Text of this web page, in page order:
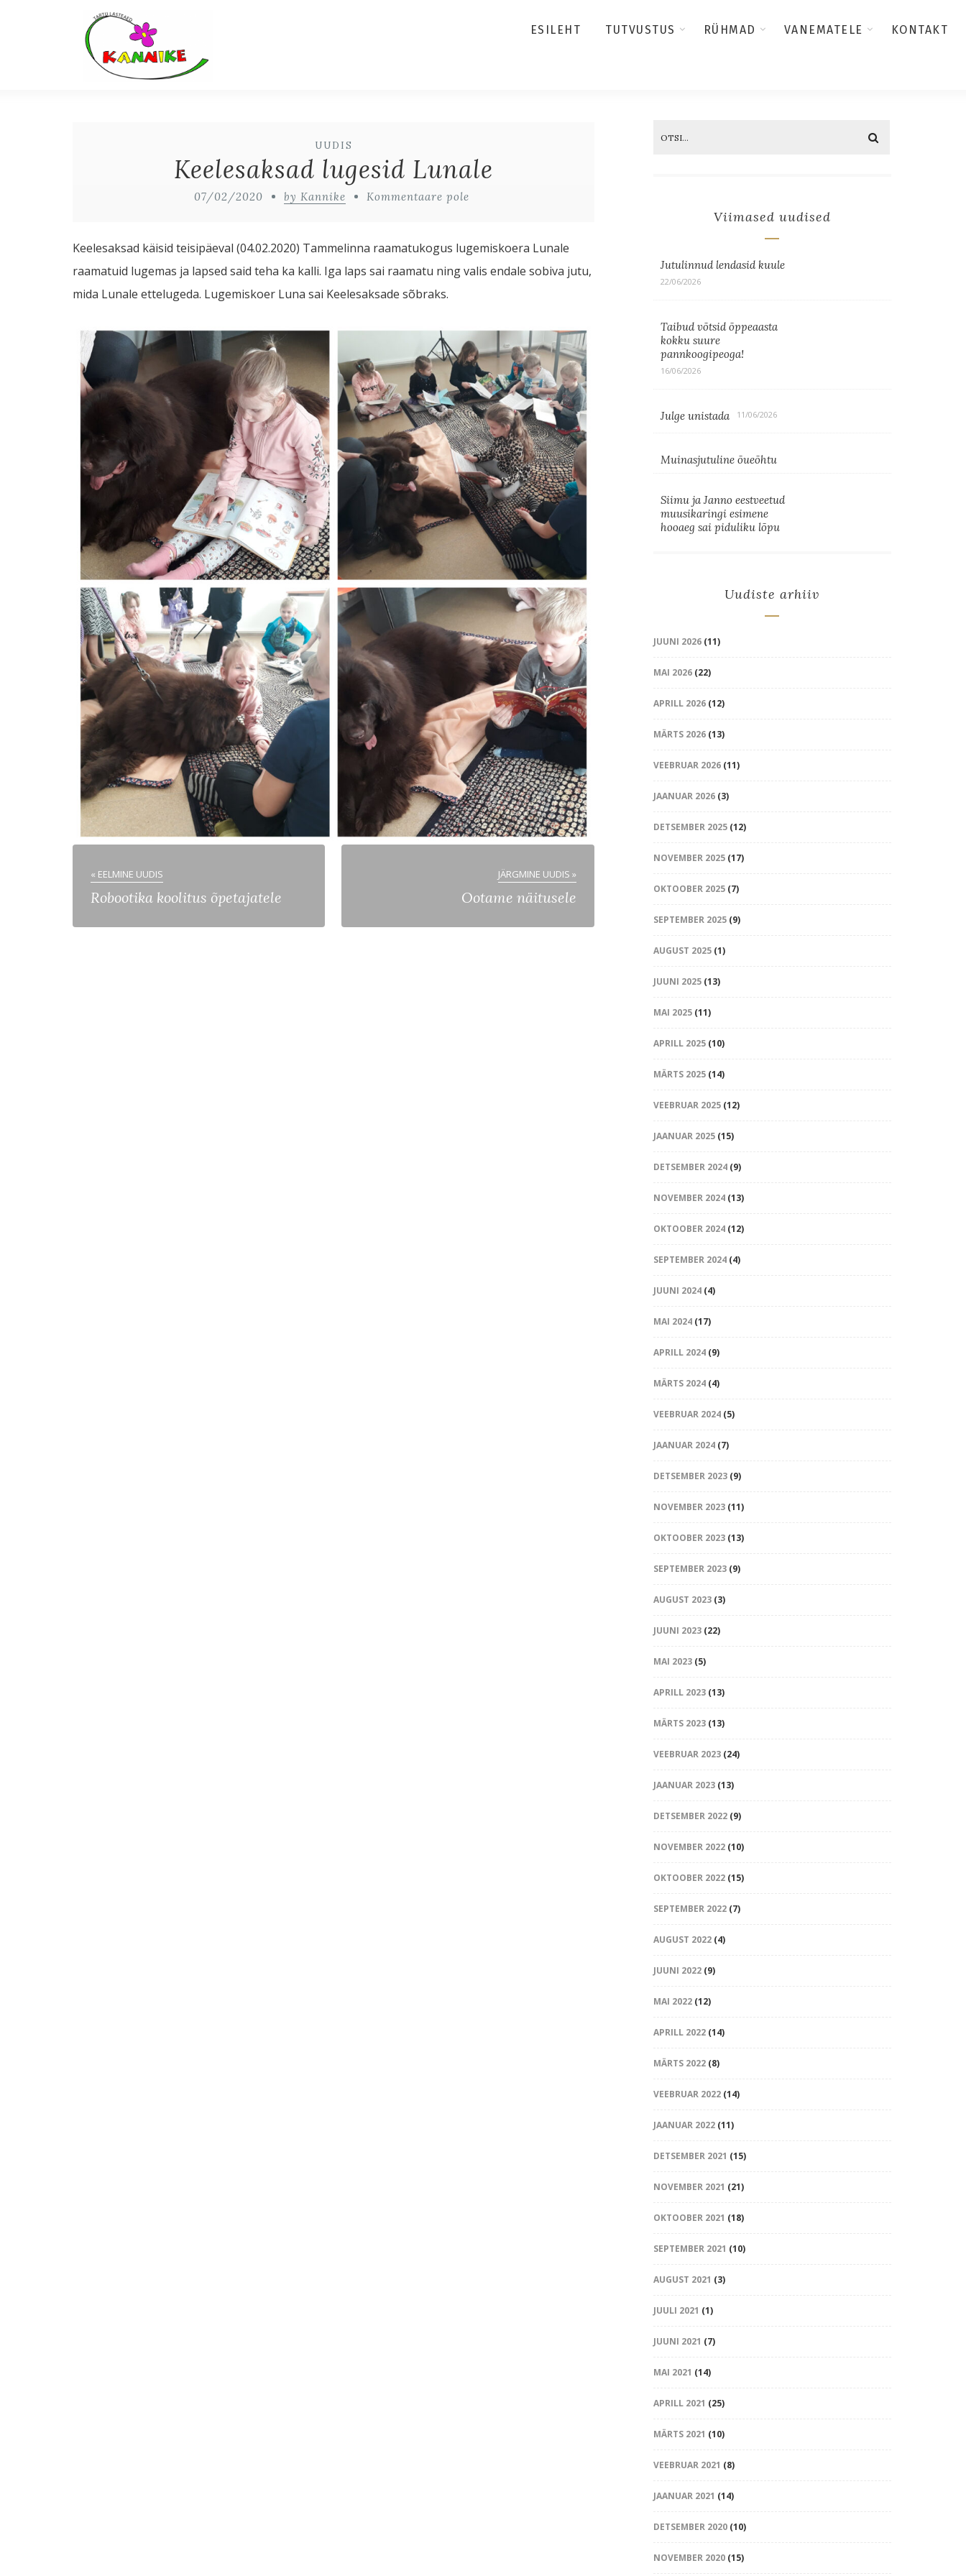
ESILEHT TUTVUSTUS RÜHMAD VANEMATELE KONTAKT
UUDIS
Keelesaksad lugesid Lunale
07/02/2020 by Kannike Kommentaare pole
Keelesaksad käisid teisipäeval (04.02.2020) Tammelinna raamatukogus lugemiskoera Lunale
raamatuid lugemas ja lapsed said teha ka kalli. Iga laps sai raamatu ning valis endale sobiva jutu,
mida Lunale ettelugeda. Lugemiskoer Luna sai Keelesaksade sõbraks.
« EELMINE UUDIS
Robootika koolitus õpetajatele
JÄRGMINE UUDIS »
Ootame näitusele
Viimased uudised
Jutulinnud lendasid kuule
22/06/2026
Taibud võtsid õppeaasta
kokku suure
pannkoogipeoga!
16/06/2026
Julge unistada 11/06/2026
Muinasjutuline õueõhtu
Siimu ja Janno eestveetud
muusikaringi esimene
hooaeg sai piduliku lõpu
Uudiste arhiiv
JUUNI 2026(11)
MAI 2026(22)
APRILL 2026(12)
MÄRTS 2026(13)
VEEBRUAR 2026(11)
JAANUAR 2026(3)
DETSEMBER 2025(12)
NOVEMBER 2025(17)
OKTOOBER 2025(7)
SEPTEMBER 2025(9)
AUGUST 2025(1)
JUUNI 2025(13)
MAI 2025(11)
APRILL 2025(10)
MÄRTS 2025(14)
VEEBRUAR 2025(12)
JAANUAR 2025(15)
DETSEMBER 2024(9)
NOVEMBER 2024(13)
OKTOOBER 2024(12)
SEPTEMBER 2024(4)
JUUNI 2024(4)
MAI 2024(17)
APRILL 2024(9)
MÄRTS 2024(4)
VEEBRUAR 2024(5)
JAANUAR 2024(7)
DETSEMBER 2023(9)
NOVEMBER 2023(11)
OKTOOBER 2023(13)
SEPTEMBER 2023(9)
AUGUST 2023(3)
JUUNI 2023(22)
MAI 2023(5)
APRILL 2023(13)
MÄRTS 2023(13)
VEEBRUAR 2023(24)
JAANUAR 2023(13)
DETSEMBER 2022(9)
NOVEMBER 2022(10)
OKTOOBER 2022(15)
SEPTEMBER 2022(7)
AUGUST 2022(4)
JUUNI 2022(9)
MAI 2022(12)
APRILL 2022(14)
MÄRTS 2022(8)
VEEBRUAR 2022(14)
JAANUAR 2022(11)
DETSEMBER 2021 (15)
NOVEMBER 2021 (21)
OKTOOBER 2021 (18)
SEPTEMBER 2021 (10)
AUGUST 2021 (3)
JUULI 2021 (1)
JUUNI 2021 (7)
MAI 2021 (14)
APRILL 2021 (25)
MÄRTS 2021 (10)
VEEBRUAR 2021 (8)
JAANUAR 2021 (14)
DETSEMBER 2020(10)
NOVEMBER 2020(15)